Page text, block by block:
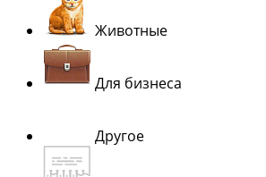
Животные
Для бизнеса
Другое